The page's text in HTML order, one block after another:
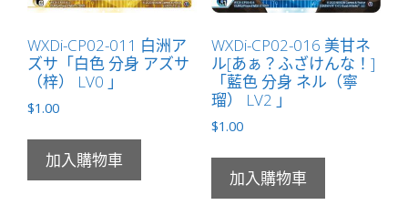
WXDi-CP02-011 白洲ア
ズサ「白色 分身 アズサ
（梓） LV0 」
$1.00
加入購物車
WXDi-CP02-016 美甘ネ
ル[あぁ？ふざけんな！]
「藍色 分身 ネル（寧
瑠） LV2 」
$1.00
加入購物車